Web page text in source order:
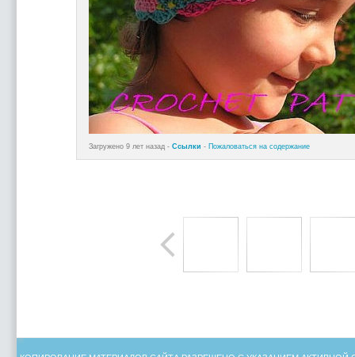
Загружено 9 лет назад - Ссылки - Пожаловаться на содержание